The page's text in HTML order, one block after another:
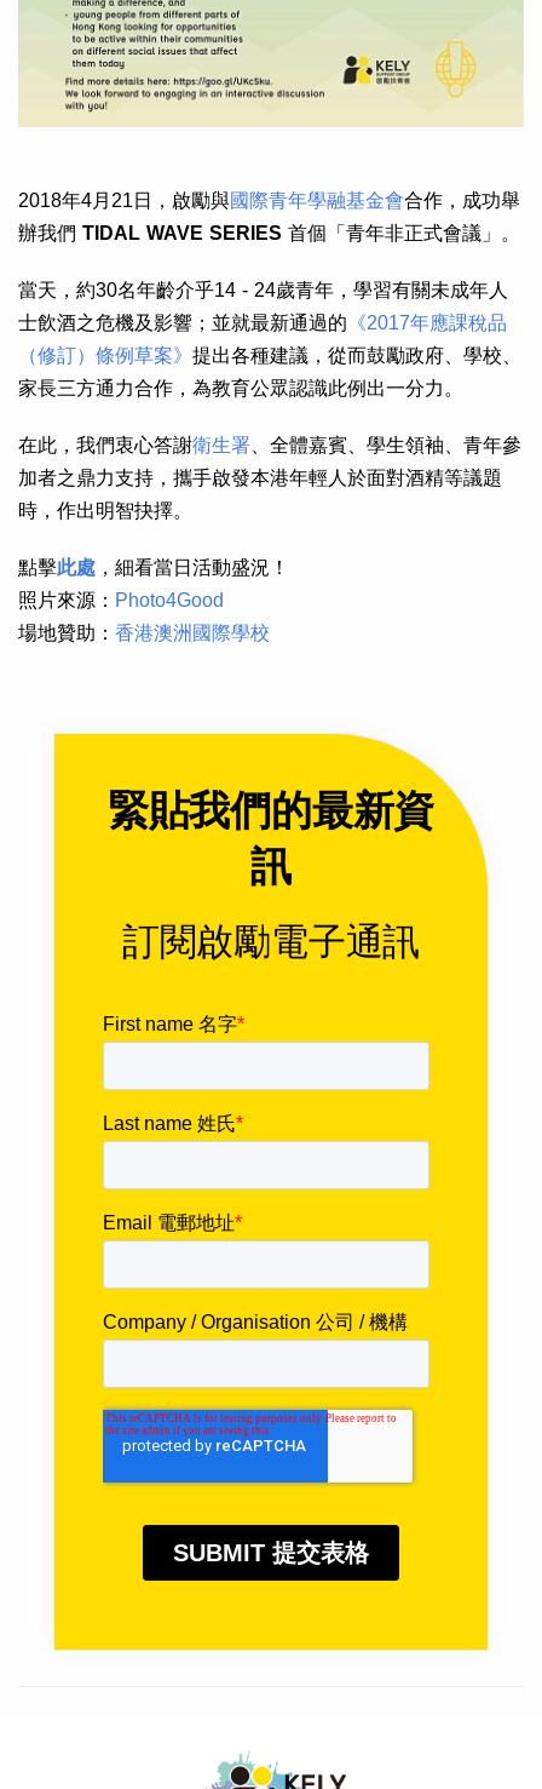
2018年4月21日，啟勵與國際青年學融基金會合作，成功舉
辦我們 TIDAL WAVE SERIES 首個「青年非正式會議」。
當天，約30名年齡介乎14 - 24歲青年，學習有關未成年人
士飲酒之危機及影響；並就最新通過的 《2017年應課稅品
（修訂）條例草案》 提出各種建議，從而鼓勵政府、學校、
家長三方通力合作，為教育公眾認識此例出一分力。
在此，我們衷心答謝衛生署 、全體嘉賓、學生領袖、青年參
加者之鼎力支持，攜手啟發本港年輕人於面對酒精等議題
時，作出明智抉擇。
點擊此處 ，細看當日活動盛況！
照片來源： Photo4Good
場地贊助： 香港澳洲國際學校
緊貼我們的最新資
訊
訂閱啟勵電子通訊